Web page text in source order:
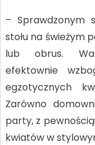
– Sprawdzonym
stołu na świeżym
lub obrus.
efektownie
egzotycznych
Zarówno
party, z
kwiatów w